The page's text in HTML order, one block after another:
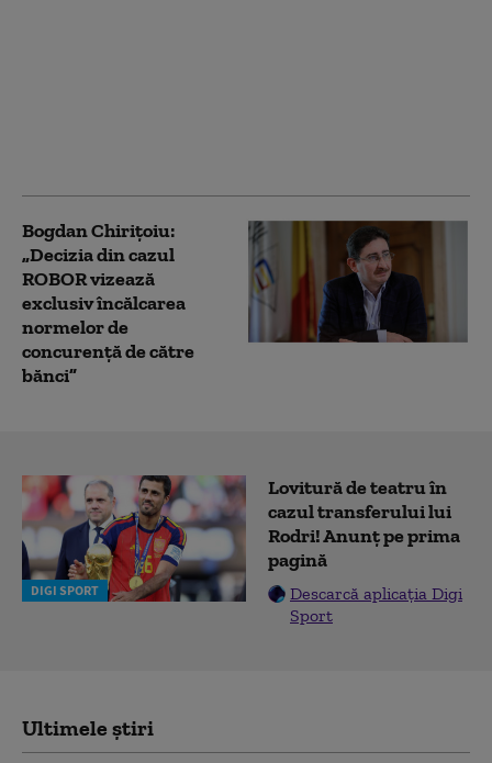
Bogdan Chirițoiu:
„Decizia din cazul
ROBOR vizează
exclusiv încălcarea
normelor de
concurență de către
bănci”
DIGI SPORT
Lovitură de teatru în
cazul transferului lui
Rodri! Anunț pe prima
pagină
Descarcă aplicația Digi
Sport
Ultimele știri